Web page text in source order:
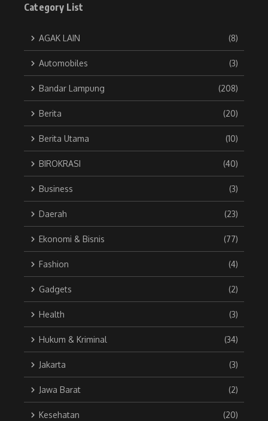
Category List
AGAK LAIN (8)
Automobiles (3)
Bandar Lampung (208)
Berita (20)
Berita Utama (10)
BIROKRASI (40)
Business (3)
Daerah (23)
Ekonomi & Bisnis (77)
Fashion (4)
Gadgets (2)
Health (3)
Hukum & Kriminal (34)
Jakarta (3)
Jawa Barat (2)
Kesehatan (20)